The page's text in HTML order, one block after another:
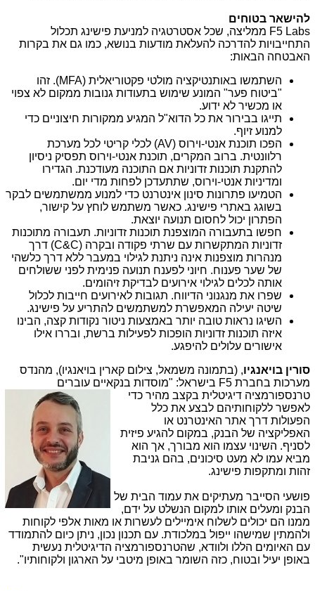
להישאר בטוחים
F5 Labs ממליצה, שכל אסטרטגיה למניעת פישינג תכלול
התחייבויות להדרכה להעלאת מודעות בנושא, כמו גם את בקרות
האבטחה הבאות:
השתמשו באותנטיקציה מולטי פקטוריאלית (MFA). זהו
"ביטוח פער" המונע שימוש בתעודות גנובות ממקום לא צפוי
או מכשיר לא ידוע.
תייגו בבירור את כל הדוא"ל המגיע ממקורות חיצוניים כדי
למנוע זיוף.
הפכו תוכנת אנטי-וירוס (AV) לכלי קריטי לכל מערכת
רלוונטית. ברוב המקרים, תוכנת אנטי-וירוס תפסיק ניסיון
להתקנת תוכנות זדוניות אם התוכנה מעודכנת. הגדירו
ומדיניות אנטי-וירוס, שתתעדכן לפחות מדי יום.
הטמיעו פתרונות סינון אינטרנט כדי למנוע ממשתמשים לבקר
בשוגג באתרי פישינג. כאשר משתמש לוחץ על קישור,
הפתרון יכול לחסום תנועה יוצאת.
חפשו בתעבורה המוצפנת תוכנות זדוניות. תעבורה מתוכנות
זדוניות המתקשרות עם שרתי פקודה ובקרה (C&C) דרך
מנהרות מוצפנות אינה ניתנת לגילוי במעבר ללא דרך כלשהי
של שער פענוח. חיוני לפענח תנועה פנימית לפני ששולחים
אותה לכלים לגילוי אירועים לבדיקת זיהומים.
שפרו את מנגנוני הדיווח. תגובות לאירועים חייבות לכלול
שיטה יעילה המאפשרת למשתמשים להתריע על פישינג.
השיגו נראות טובה יותר באמצעות ניטור נקודות קצה, הבינו
איזה תוכנות זדוניות הופכות לפעילות ברשת, ובררו אילו
אישורים עלולים להיפגע.
סורין בויאנגיו, (בתמונה משמאל, צילום קארין בויאנגיו), מהנדס
מערכות בחברת F5 בישראל: "מוסדות בנקאיים עוברים
טרנספורמציה דיגיטלית בקצב מהיר כדי
לאפשר ללקוחותיהם לבצע את כלל
הפעולות דרך אתר האינטרנט או
האפליקציה של הבנק, במקום להגיע פיזית
לסניף. השינוי עצמו הוא מבורך, אך הוא
מביא עמו לא מעט סיכונים, בהם גניבת
זהות ומתקפות פישינג.
פושעי הסייבר מעתיקים את עמוד הבית של
הבנק ומעלים אותו למקום הנשלט על ידם,
ממנו הם יכולים לשלוח אימיילים לעשרות או מאות אלפי לקוחות
ולהמתין שמישהו ייפול במלכודת. עם תכנון נכון, ניתן כיום להתמודד
עם האיומים הללו ולוודא, שהטרנספורמציה הדיגיטלית נעשית
באופן יעיל ובטוח, כזה השומר באופן מיטבי על הארגון ולקוחותיו".